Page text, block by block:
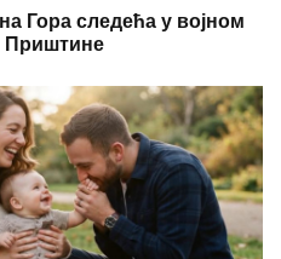
Гора следећа у војном
Приштине